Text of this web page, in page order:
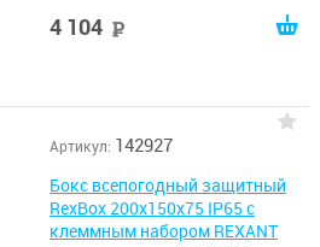
4 104
Артикул: 142927
Бокс всепогодный защитный
RexBox 200х150х75 IP65 с
клеммным набором REXANT